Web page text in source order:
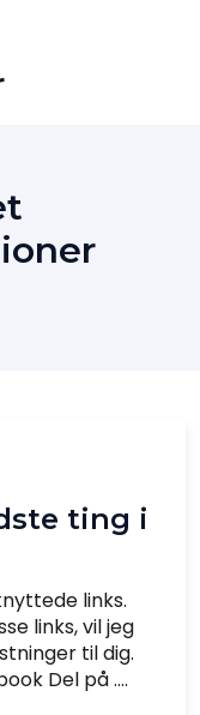
ting i
links.
links, vil jeg
til dig.
Del på ....